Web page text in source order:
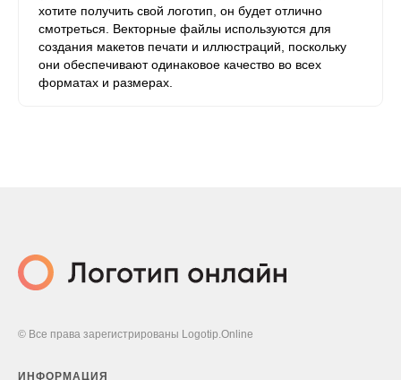
хотите получить свой логотип, он будет отлично
смотреться. Векторные файлы используются для
создания макетов печати и иллюстраций, поскольку
они обеспечивают одинаковое качество во всех
форматах и ​​размерах.
© Все права зарегистрированы Logotip.Online
ИНФОРМАЦИЯ